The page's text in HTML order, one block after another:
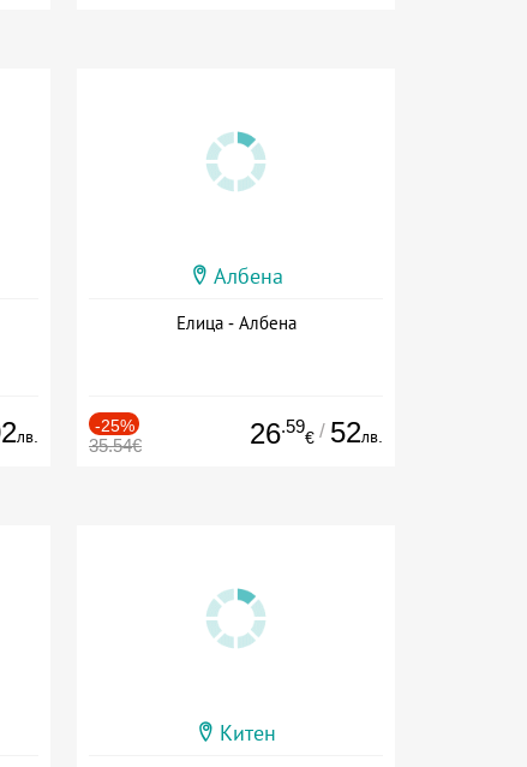
лв.
Албена
Елица - Албена
-25%
35.54€ 26.59
€ / 52лв.
Китен